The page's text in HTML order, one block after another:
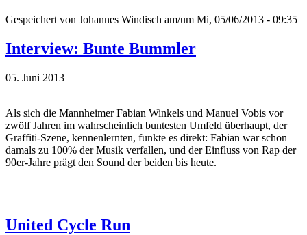
Gespeichert von Johannes Windisch am/um Mi, 05/06/2013 - 09:35
Interview: Bunte Bummler
05. Juni 2013
Als sich die Mannheimer Fabian Winkels und Manuel Vobis vor
zwölf Jahren im wahrscheinlich buntesten Umfeld überhaupt, der
Graffiti-Szene, kennenlernten, funkte es direkt: Fabian war schon
damals zu 100% der Musik verfallen, und der Einfluss von Rap der
90er-Jahre prägt den Sound der beiden bis heute.
United Cycle Run